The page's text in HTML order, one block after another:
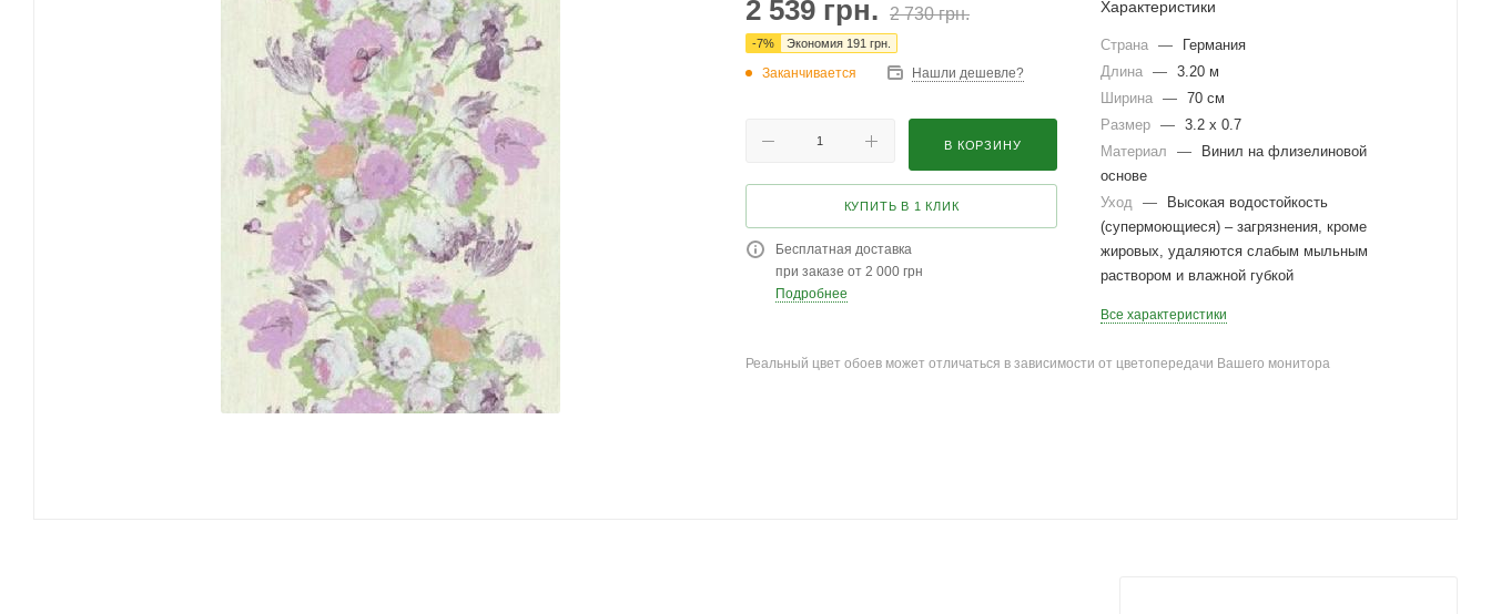
2 539 грн. 2 730грн.
-7% Экономия 191 грн.
Заканчивается Нашли дешевле?
В КОРЗИНУ
КУПИТЬ В 1 КЛИК
Бесплатная доставка
при заказе от 2 000 грн
Подробнее
Характеристики
Страна —
Германия
Длина — 3.20 м
Ширина — 70 см
Размер — 3.2 x 0.7
Материал
—
Винил на флизелиновой
основе
Уход —
Высокая водостойкость
(супермоющиеся) – загрязнения, кроме
жировых, удаляются слабым мыльным
раствором и влажной губкой
Все характеристики
Реальный цвет обоев может отличаться в зависимости от цветопередачи Вашего монитора